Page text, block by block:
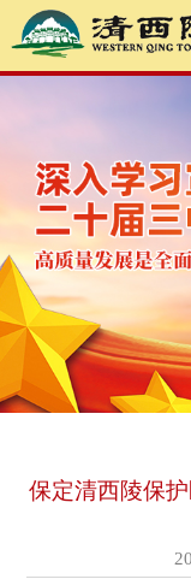
保定清西陵保